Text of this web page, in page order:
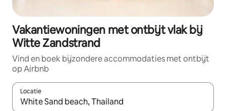
Vakantiewoningen met ontbijt vlak bij
Witte Zandstrand
Vind en boek bijzondere accommodaties met ontbijt
op Airbnb
Locatie
Wanneer er suggesties beschikbaar zijn, maak je een keuze